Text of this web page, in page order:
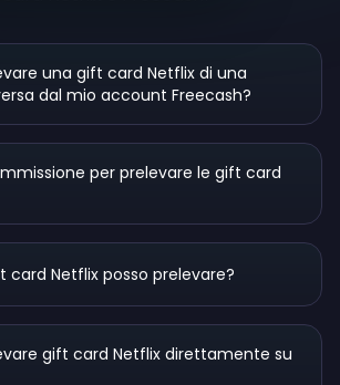
una gift card Netflix di una
dal mio account Freecash?
per prelevare le gift card
card Netflix posso prelevare?
gift card Netflix direttamente su